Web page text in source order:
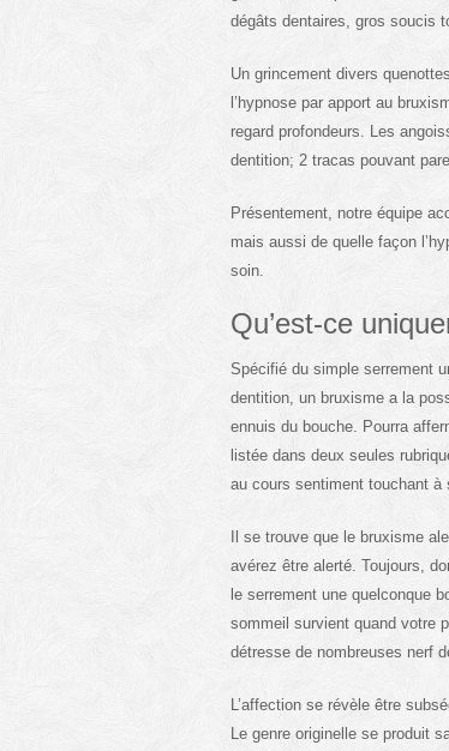
dégâts dentaires, gros soucis
Un grincement divers
l’hypnose par apport au
regard profondeurs. Les
dentition; 2 tracas pouvant
Présentement, notre équipe
mais aussi de quelle façon
soin.
Qu’est-ce
Spécifié du simple serrement
dentition, un bruxisme a la
ennuis du bouche. Pourra
listée dans deux seules
au cours sentiment touchant à
Il se trouve que le bruxisme
avérez être alerté. Toujours,
le serrement une quelconque
sommeil survient quand votre
détresse de nombreuses nerf
L’affection se révèle être
Le genre originelle se produit